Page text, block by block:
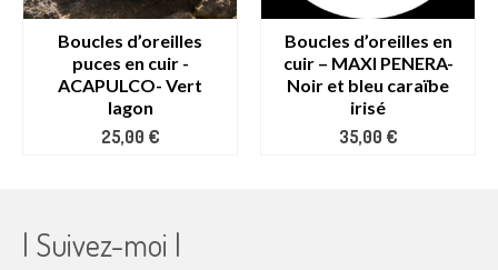
Boucles d’oreilles
puces en cuir -
ACAPULCO- Vert
lagon
25,00 €
Boucles d’oreilles en
cuir – MAXI PENERA-
Noir et bleu caraïbe
irisé
35,00 €
| Suivez-moi |